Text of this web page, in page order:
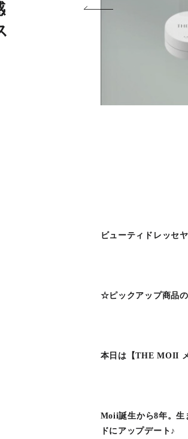
ビューティドレッセ
☆ピックアップ商品
本日は【THE MOII
Moii誕生から8年。生
ドにアップデート♪